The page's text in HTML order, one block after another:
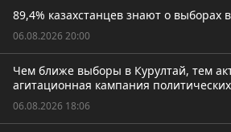
89,4% казахстанцев знают о выборах
06.08.2026 20:00
Чем ближе выборы в Курултай, тем
агитационная кампания
06.08.2026 18:06